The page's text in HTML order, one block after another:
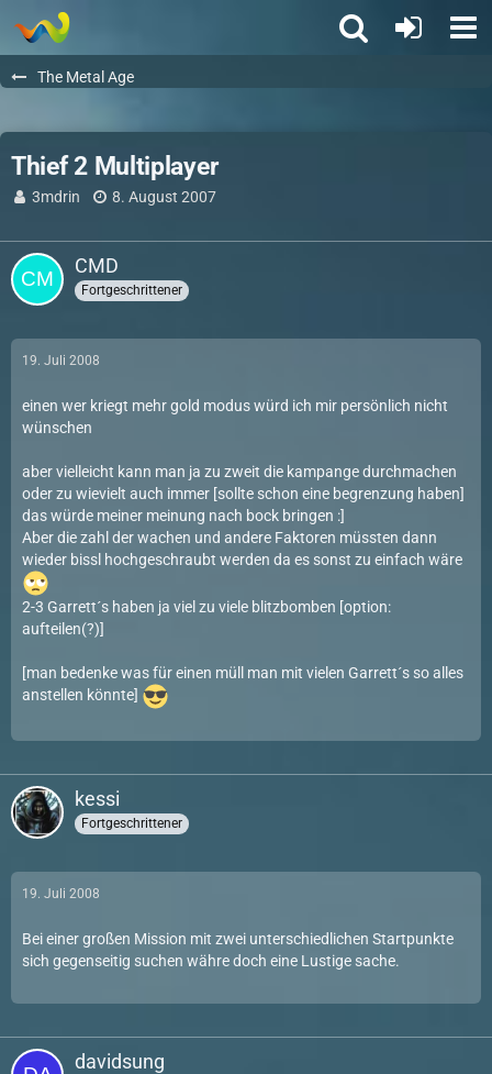
The Metal Age
Thief 2 Multiplayer
3mdrin 8. August 2007
CMD
Fortgeschrittener
19. Juli 2008
einen wer kriegt mehr gold modus würd ich mir persönlich nicht
wünschen
aber vielleicht kann man ja zu zweit die kampange durchmachen
oder zu wievielt auch immer [sollte schon eine begrenzung haben]
das würde meiner meinung nach bock bringen :]
Aber die zahl der wachen und andere Faktoren müssten dann
wieder bissl hochgeschraubt werden da es sonst zu einfach wäre
2-3 Garrett´s haben ja viel zu viele blitzbomben [option:
aufteilen(?)]
[man bedenke was für einen müll man mit vielen Garrett´s so alles
anstellen könnte]
kessi
Fortgeschrittener
19. Juli 2008
Bei einer großen Mission mit zwei unterschiedlichen Startpunkte
sich gegenseitig suchen währe doch eine Lustige sache.
davidsung